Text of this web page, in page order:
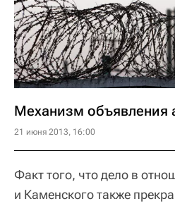
Механизм объявления
21 июня 2013, 16:00
Факт того, что дело в
и Каменского также